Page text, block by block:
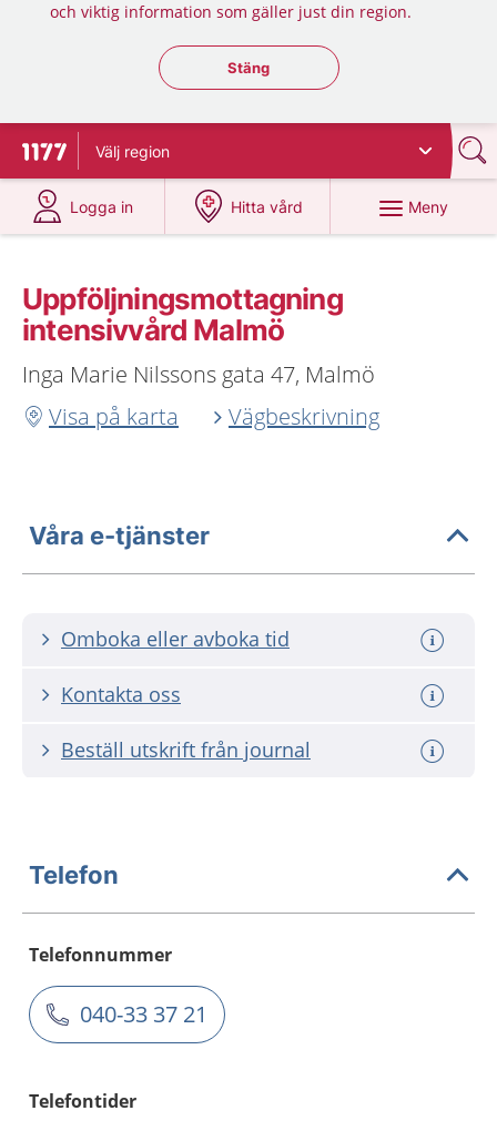
och viktig information som gäller just din region.
Stäng regionsväljaren
Stäng
Till startsidan för 1177
Välj region
Logga in
på 1177.se
Hitta vård
på 1177.se
Meny
Uppföljningsmottagning
intensivvård Malmö
Inga Marie Nilssons gata 47, Malmö
Visa på karta
Vägbeskrivning
Våra e-tjänster
Omboka eller avboka tid
Kontakta oss
Beställ utskrift från journal
Telefon
Telefonnummer
040-33 37 21
Telefontider